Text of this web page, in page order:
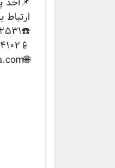
ارتباط
☎️02188332531
📱09127104102
‏🌐www.takhtesia.com